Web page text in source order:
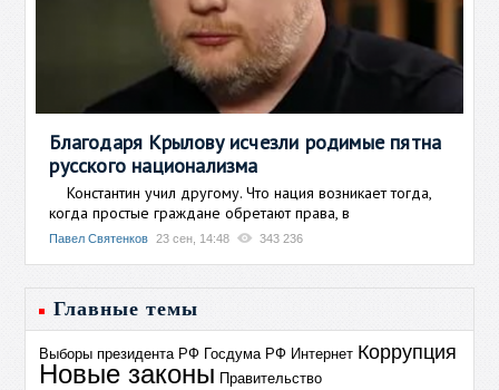
Благодаря Крылову исчезли родимые пятна
русского национализма
Константин учил другому. Что нация возникает тогда,
когда простые граждане обретают права, в
Павел Святенков 23 сен, 14:48 343 236
Главные темы
Выборы президента РФ Госдума РФ Интернет Коррупция
Новые законы Правительство